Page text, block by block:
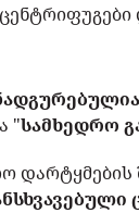
"სამხედრო
დარტყმების